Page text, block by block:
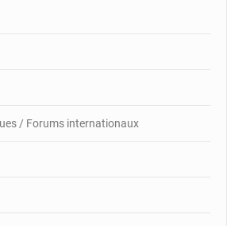
/ Forums internationaux